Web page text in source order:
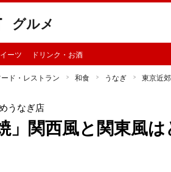
グルメ
ーツ ドリンク・お酒
ード・レストラン 和食 うなぎ 東京近
うなぎ店
」関西風と関東風